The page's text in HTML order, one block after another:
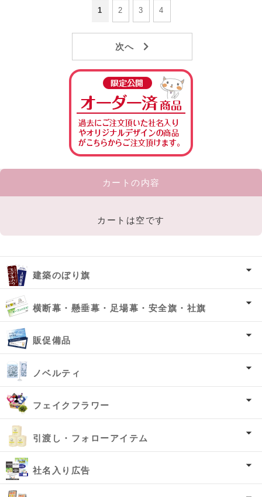
1 2 3 4
カートの内容
カートは空です
建築のぼり旗
横断幕・懸垂幕・足場幕・安全旗・社旗
販促備品
ノベルティ
フェイクフラワー
引渡し・フォローアイテム
社名入り広告